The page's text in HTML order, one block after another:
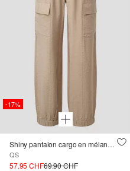
-17%
Shiny pantalon cargo en mélange de viscose
QS
57.95 CHF69.90 CHF